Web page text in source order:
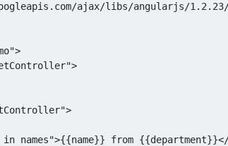
ajax/libs/angularjs/
>
>
>
in names">{{name}} from {{department}}